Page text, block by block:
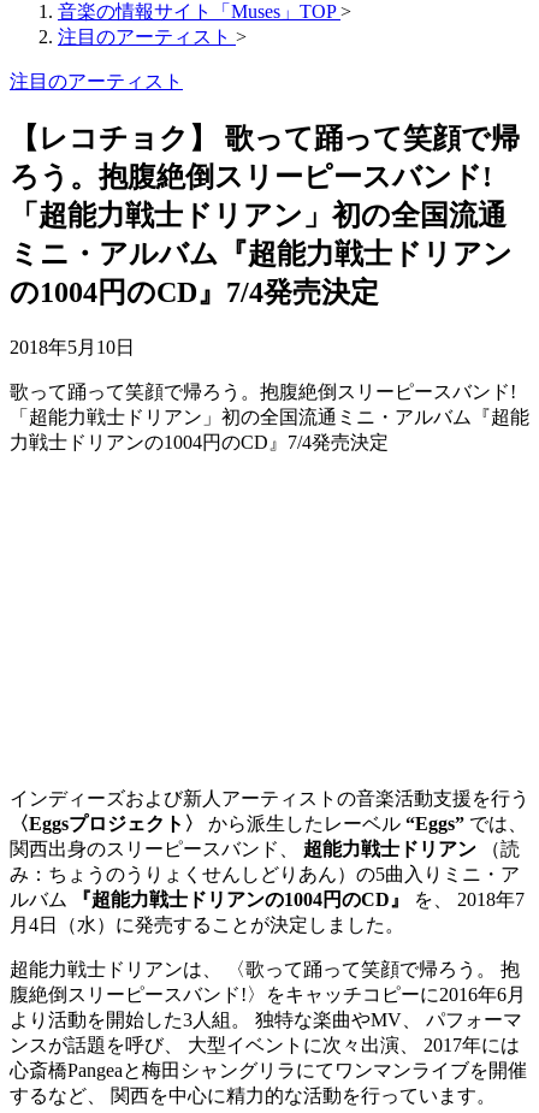
音楽の情報サイト「Muses」TOP >
注目のアーティスト >
注目のアーティスト
【レコチョク】 歌って踊って笑顔で帰
ろう。抱腹絶倒スリーピースバンド!
「超能力戦士ドリアン」初の全国流通
ミニ・アルバム『超能力戦士ドリアン
の1004円のCD』7/4発売決定
2018年5月10日
歌って踊って笑顔で帰ろう。抱腹絶倒スリーピースバンド!
「超能力戦士ドリアン」初の全国流通ミニ・アルバム『超能
力戦士ドリアンの1004円のCD』7/4発売決定
インディーズおよび新人アーティストの音楽活動支援を行う
〈Eggsプロジェクト〉
から派生したレーベル “Eggs” では、
関西出身のスリーピースバンド、 超能力戦士ドリアン （読
み：ちょうのうりょくせんしどりあん）の5曲入りミニ・ア
ルバム
『超能力戦士ドリアンの1004円のCD』
を、 2018年7
月4日（水）に発売することが決定しました。
超能力戦士ドリアンは、 〈歌って踊って笑顔で帰ろう。 抱
腹絶倒スリーピースバンド!〉をキャッチコピーに2016年6月
より活動を開始した3人組。 独特な楽曲やMV、 パフォーマ
ンスが話題を呼び、 大型イベントに次々出演、 2017年には
心斎橋Pangeaと梅田シャングリラにてワンマンライブを開催
するなど、 関西を中心に精力的な活動を行っています。